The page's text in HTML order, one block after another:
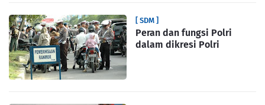
[ SDM ]
Peran dan fungsi Polri
dalam dikresi Polri